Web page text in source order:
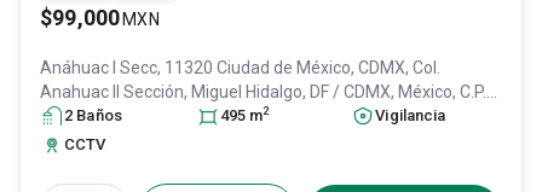
$99,000 MXN
Anáhuac I Secc, 11320 Ciudad de México, CDMX, Col.
Anahuac II Sección, Miguel Hidalgo, DF / CDMX, México, C.P.
11320, ID:31620344
2 Baños 495 m2
Vigilancia
CCTV